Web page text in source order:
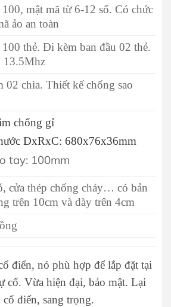
mật mã từ 6-12 số. Có chức
ảo an toàn
thẻ. Đi kèm ban đầu 02 thẻ.
13.5Mhz
02 chìa. Thiết kế chống sao
chống gỉ
DxRxC: 680x76x36mm
tay: 100mm
cửa thép chống cháy… có bản
trên 10cm và dày trên 4cm
điển, nó phù hợp để lắp đặt tại
cổ. Vừa hiện đại, bảo mật. Lại
điển, sang trọng.